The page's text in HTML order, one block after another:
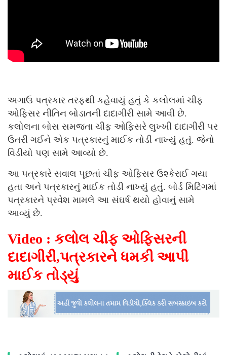
અગાઉ પત્રકાર તરફથી કહેવાયું હતું કે કલોલમાં ચીફ
ઓફિસર નીતિન બોડાતની દાદાગીરી સામે આવી છે.
કલોલના બોસ સમજતા ચીફ ઓફિસરે લુખ્ખી દાદાગીરી પર
ઉતરી ગઈને એક પત્રકારનું માઈક તોડી નાખ્યું હતું. જેનો
વિડીયો પણ સામે આવ્યો છે.
આ પત્રકારે સવાલ પૂછતાં ચીફ ઓફિસર ઉશ્કેરાઈ ગયા
હતા અને પત્રકારનું માઈક તોડી નાખ્યું હતું. બોર્ડ મિટિંગમાં
પત્રકારને પ્રવેશ મામલે આ સંઘર્ષ થયો હોવાનું સામે
આવ્યું છે.
Video : કલોલ ચીફ ઓફિસરની
દાદાગીરી,પત્રકારને ધમકી આપી
માઈક તોડ્યું